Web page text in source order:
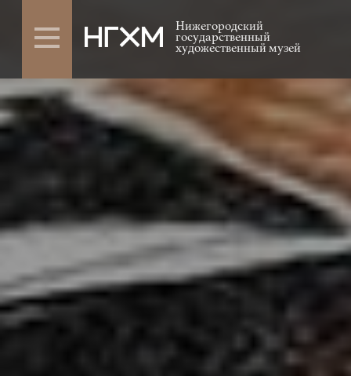
Нижегородский
государственный
художественный музей